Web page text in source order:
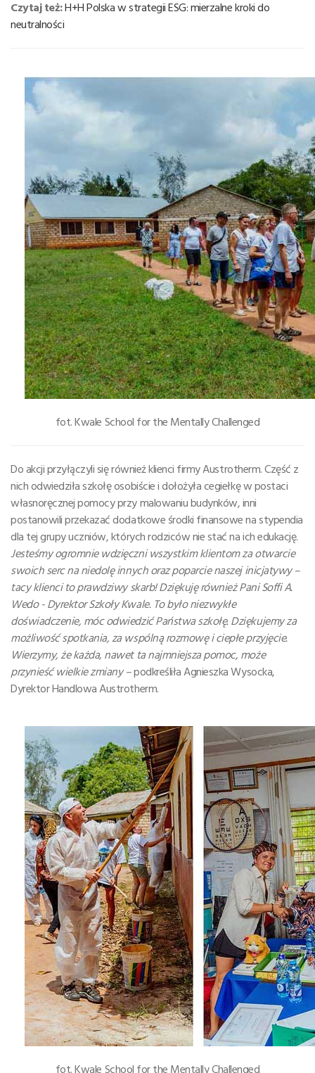
Czytaj też:H+H Polska w strategii ESG: mierzalne kroki do
neutralności
fot. Kwale School for the Mentally Challenged
Do akcji przyłączyli się również klienci firmy Austrotherm. Część z
nich odwiedziła szkołę osobiście i dołożyła cegiełkę w postaci
własnoręcznej pomocy przy malowaniu budynków, inni
postanowili przekazać dodatkowe środki finansowe na stypendia
dla tej grupy uczniów, których rodziców nie stać na ich edukację.
Jesteśmy ogromnie wdzięczni wszystkim klientom za otwarcie
swoich serc na niedolę innych oraz poparcie naszej inicjatywy –
tacy klienci to prawdziwy skarb! Dziękuję również Pani Soffi A.
Wedo - Dyrektor Szkoły Kwale. To było niezwykłe
doświadczenie, móc odwiedzić Państwa szkołę. Dziękujemy za
możliwość spotkania, za wspólną rozmowę i ciepłe przyjęcie.
Wierzymy, że każda, nawet ta najmniejsza pomoc, może
przynieść wielkie zmiany –podkreśliła Agnieszka Wysocka,
Dyrektor Handlowa Austrotherm.
fot. Kwale School for the Mentally Challenged